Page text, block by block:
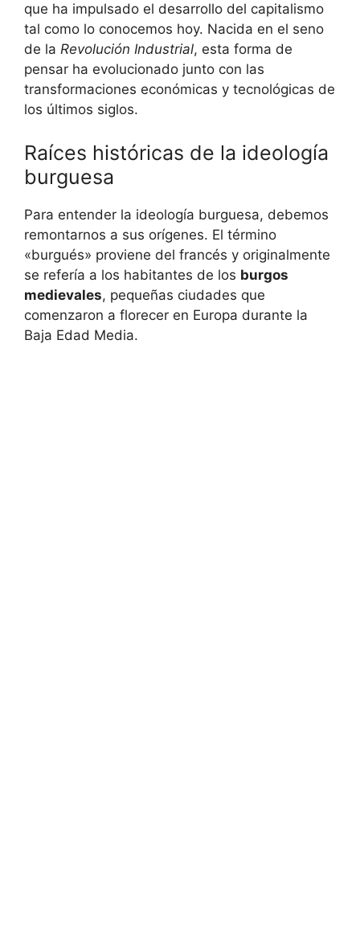
que ha impulsado el desarrollo del capitalismo
tal como lo conocemos hoy. Nacida en el seno
de la Revolución Industrial, esta forma de
pensar ha evolucionado junto con las
transformaciones económicas y tecnológicas de
los últimos siglos.
Raíces históricas de la ideología
burguesa
Para entender la ideología burguesa, debemos
remontarnos a sus orígenes. El término
«burgués» proviene del francés y originalmente
se refería a los habitantes de los burgos
medievales, pequeñas ciudades que
comenzaron a florecer en Europa durante la
Baja Edad Media.